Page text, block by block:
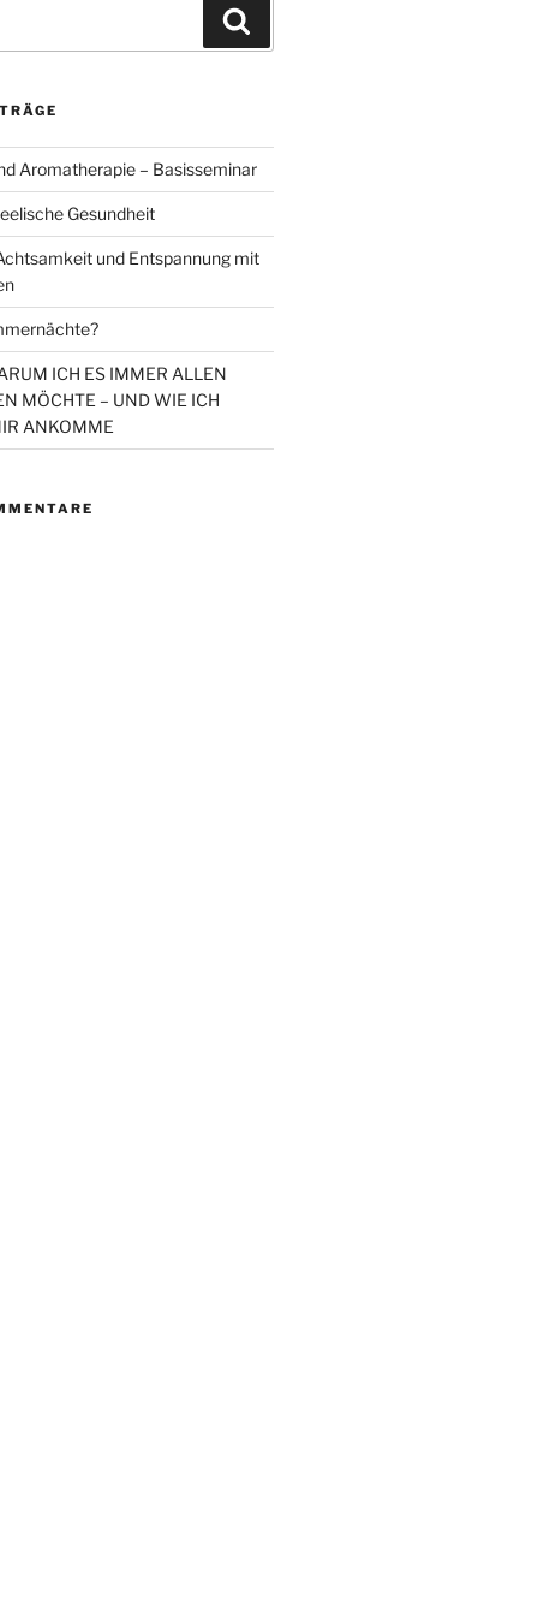
Aromatherapie – Basisseminar
Gesundheit
und Entspannung mit
ICH ES IMMER ALLEN
MÖCHTE – UND WIE ICH
ANKOMME